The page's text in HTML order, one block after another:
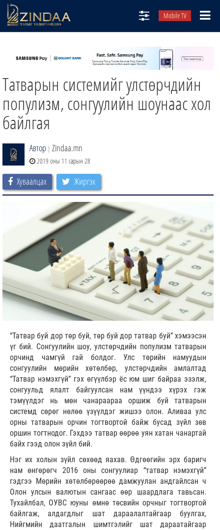
Mobile TV
ТВ8
ӨГЛӨӨНИЙ СОНИН
АУДИО ЗОХИОЛ
ЗИНДАА СЭТГҮҮЛ
Татварын системийг улстөрчдийн
популизм, сонгуулийн шоунаас хол
байлгая
Автор | Zindaa.mn
2019 оны 11 сарын 28
Хуваалцах Жиргэх
“Татвар буй дор төр буй, төр буй дор татвар буй” хэмээсэн
үг бий. Сонгуулийн шоу, улстөрчдийн популизм татварын
орчинд чамгүй гай болдог. Улс төрийн намуудын
сонгуулийн мөрийн хөтөлбөр, улстөрчдийн амлалтад
“Татвар нэмэхгүй” гэх өгүүлбэр ёс юм шиг байраа эзэлж,
сонгуульд ялалт байгуулсан нам үүндээ хүрэх гэж
тэмүүлдэг нь мөн чанараараа оршиж буй татварын
системд сөрөг нөлөө үзүүлдэг жишээ олон. Аливаа улс
орны татварын орчин тогтвортой байж бусад зүйл зөв
оршин тогтнодог. Гэхдээ татвар өөрөө уян хатан чанартай
байх гээд олон зүйл бий.
Нэг их холын зүйл сөхөөд яахав. Өдгөөгийн эрх баригч
нам өнгөрөгч 2016 оны сонгуулиар “татвар нэмэхгүй”
гэдгээ Мөрийн хөтөлбөрөөрөө дамжуулан андгайлсан ч
Олон улсын валютын сангаас өөр шаардлага тавьсан.
Тухайлбал, ОУВС юуны өмнө төсвийн орчныг тогтвортой
байлгаж, алдагдлыг шат дараалалтайгаар буулгах,
Нийгмийн даатгалын шимтгэлийг шат дараатайгаар